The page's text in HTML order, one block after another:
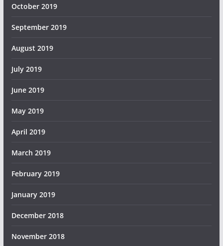
October 2019
September 2019
August 2019
July 2019
June 2019
May 2019
April 2019
March 2019
February 2019
January 2019
December 2018
November 2018